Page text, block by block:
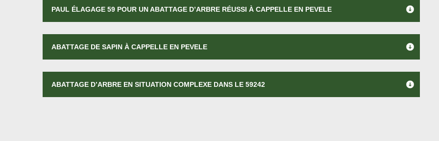
PAUL ÉLAGAGE 59 POUR UN ABATTAGE D’ARBRE RÉUSSI À CAPPELLE EN PEVELE
ABATTAGE DE SAPIN À CAPPELLE EN PEVELE
ABATTAGE D’ARBRE EN SITUATION COMPLEXE DANS LE 59242